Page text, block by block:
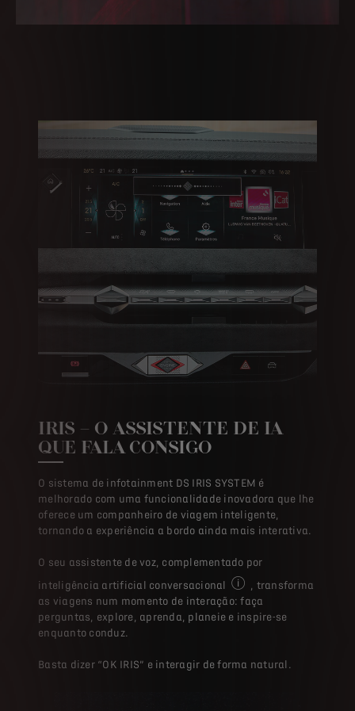
QUE FALA CONSIGO
O sistema de infotainment DS IRIS SYSTEM é
oferece um companheiro de viagem inteligente,
tornando a experiência a bordo ainda mais interativa.
O seu assistente de voz, complementado por
inteligência artificial conversacional
Esta funcionalidade da
, transforma
as viagens num momento de interação: faça
perguntas, explore, aprenda, planeie e inspire-se
enquanto conduz.
Basta dizer “OK IRIS” e interagir de forma natural.